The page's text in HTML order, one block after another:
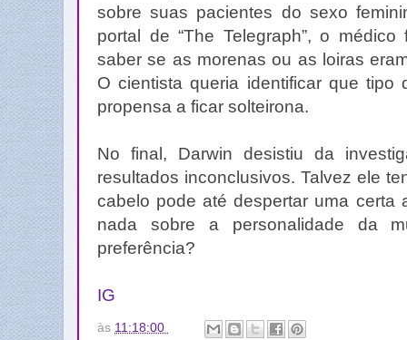
sobre suas pacientes do sexo
portal de “The Telegraph”, o
saber se as morenas ou as loiras
O cientista queria identificar que tipo
propensa a ficar solteirona.
No final, Darwin desistiu da
resultados inconclusivos. Talvez ele
cabelo pode até despertar uma certa
nada sobre a personalidade da
preferência?
IG
às 11:18:00